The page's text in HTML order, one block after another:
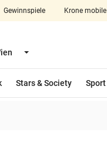
Gewinnspiele Krone mobile
Menü aufklappen
Stars & Society Sport